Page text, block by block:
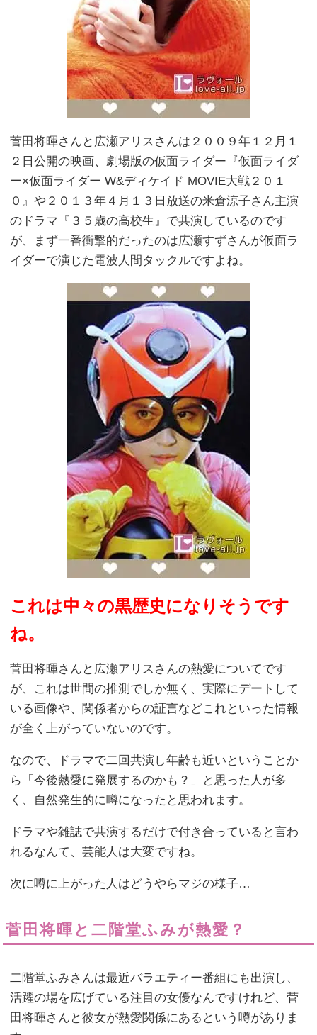
菅田将暉さんと広瀬アリスさんは２００９年１２月１
２日公開の映画、劇場版の仮面ライダー『仮面ライダ
ー×仮面ライダー W&ディケイド MOVIE大戦２０１
０』や２０１３年４月１３日放送の米倉涼子さん主演
のドラマ『３５歳の高校生』で共演しているのです
が、まず一番衝撃的だったのは広瀬すずさんが仮面ラ
イダーで演じた電波人間タックルですよね。
これは中々の黒歴史になりそうです
ね。
菅田将暉さんと広瀬アリスさんの熱愛についてです
が、これは世間の推測でしか無く、実際にデートして
いる画像や、関係者からの証言などこれといった情報
が全く上がっていないのです。
なので、ドラマで二回共演し年齢も近いということか
ら「今後熱愛に発展するのかも？」と思った人が多
く、自然発生的に噂になったと思われます。
ドラマや雑誌で共演するだけで付き合っていると言わ
れるなんて、芸能人は大変ですね。
次に噂に上がった人はどうやらマジの様子…
菅田将暉と二階堂ふみが熱愛？
二階堂ふみさんは最近バラエティー番組にも出演し、
活躍の場を広げている注目の女優なんですけれど、菅
田将暉さんと彼女が熱愛関係にあるという噂がありま